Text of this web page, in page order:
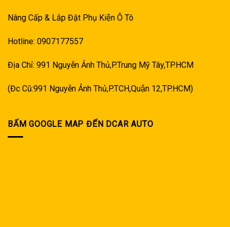
Nâng Cấp & Lắp Đặt Phụ Kiện Ô Tô
Hotline: 0907177557
Địa Chỉ: 991 Nguyễn Ảnh Thủ,P.Trung Mỹ Tây,TP.HCM
(Đc Cũ:991 Nguyễn Ảnh Thủ,P.TCH,Quận 12,TP.HCM)
BẤM GOOGLE MAP ĐẾN DCAR AUTO